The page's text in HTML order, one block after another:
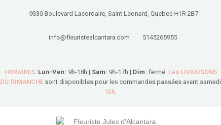
9330 Boulevard Lacordaire, Saint Leonard, Quebec H1R 2B7
info@fleuristealcantara.com 5145265955
HORAIRES: Lun-Ven: 9h-18h | Sam: 9h-17h | Dim: fermé. Les LIVRAISONS
DU DIMANCHE sont disponibles pour les commandes passées avant samedi
15h.